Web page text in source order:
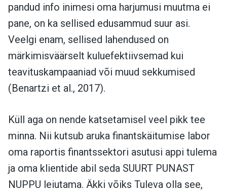
pandud info inimesi oma harjumusi muutma ei
pane, on ka sellised edusammud suur asi.
Veelgi enam, sellised lahendused on
märkimisväärselt kuluefektiivsemad kui
teavituskampaaniad või muud sekkumised
(Benartzi et al., 2017).
Küll aga on nende katsetamisel veel pikk tee
minna. Nii kutsub aruka finantskäitumise labor
oma raportis finantssektori asutusi appi tulema
ja oma klientide abil seda SUURT PUNAST
NUPPU leiutama. Äkki võiks Tuleva olla see,